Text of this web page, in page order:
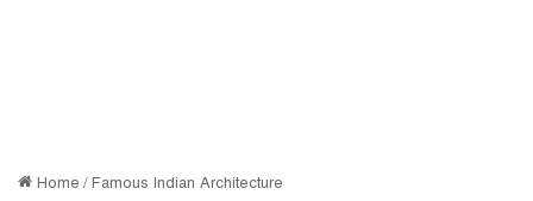
Home /Famous Indian Architecture